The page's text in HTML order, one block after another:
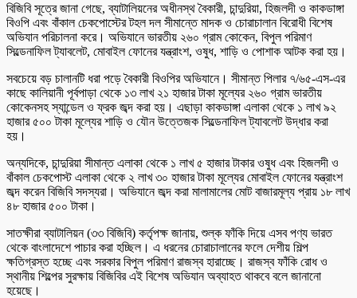
বিজিবি সূত্রে জানা গেছে, ব্যাটালিয়নের অধীনস্থ বৈকারী, চান্দুরিয়া, হিজলদী ও কাকডাঙ্গা
বিওপি এবং বাঁকাল চেকপোস্টের টহল দল সীমান্তে মাদক ও চোরাচালান বিরোধী বিশেষ
অভিযান পরিচালনা করে। অভিযানে ভারতীয় ২৬০ গ্রাম কোকেন, বিপুল পরিমাণ
সিল্ডেনাফিল ট্যাবলেট, মোবাইল ফোনের যন্ত্রাংশ, ওষুধ, শাড়ি ও পোশাক আটক করা হয়।
সবচেয়ে বড় চালানটি ধরা পড়ে বৈকারী বিওপির অভিযানে। সীমান্ত পিলার ৭/৬৫-এস-এর
কাছে কালিয়ানী পূর্বপাড়া থেকে ১৩ লাখ ২১ হাজার টাকা মূল্যের ২৬০ গ্রাম ভারতীয়
কোকেনসহ স্যান্ডেল ও ফ্রক জব্দ করা হয়। এছাড়া কাকডাঙ্গা এলাকা থেকে ১ লাখ ৯২
হাজার ৫০০ টাকা মূল্যের শাড়ি ও যৌন উত্তেজক সিল্ডেনাফিল ট্যাবলেট উদ্ধার করা
হয়।
অন্যদিকে, চান্দুরিয়া সীমান্ত এলাকা থেকে ১ লাখ ৫ হাজার টাকার ওষুধ এবং হিজলদী ও
বাঁকাল চেকপোস্ট এলাকা থেকে ২ লাখ ৩০ হাজার টাকা মূল্যের মোবাইল ফোনের যন্ত্রাংশ
জব্দ করেন বিজিবি সদস্যরা। অভিযানে জব্দ করা মালামালের মোট বাজারমূল্য প্রায় ১৮ লাখ
৪৮ হাজার ৫০০ টাকা।
সাতক্ষীরা ব্যাটালিয়ন (৩৩ বিজিবি) কর্তৃপক্ষ জানায়, শুল্ক ফাঁকি দিয়ে এসব পণ্য ভারত
থেকে বাংলাদেশে পাচার করা হচ্ছিল। এ ধরনের চোরাচালানের ফলে দেশীয় শিল্প
ক্ষতিগ্রস্ত হচ্ছে এবং সরকার বিপুল পরিমাণ রাজস্ব হারাচ্ছে। রাজস্ব ফাঁকি রোধ ও
স্থানীয় শিল্পের সুরক্ষায় বিজিবির এই বিশেষ অভিযান অব্যাহত থাকবে বলে জানানো
হয়েছে।